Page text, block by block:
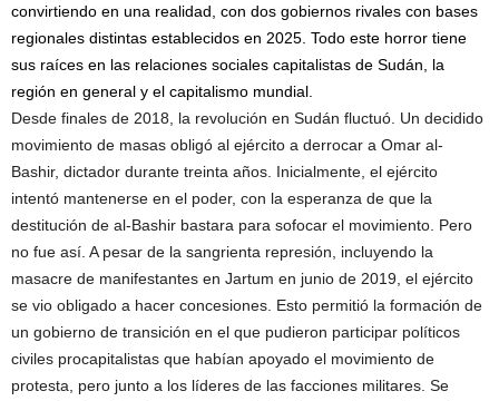
convirtiendo en una realidad, con dos gobiernos rivales con bases
regionales distintas establecidos en 2025. Todo este horror tiene
sus raíces en las relaciones sociales capitalistas de Sudán, la
región en general y el capitalismo mundial.
Desde finales de 2018, la revolución en Sudán fluctuó. Un decidido
movimiento de masas obligó al ejército a derrocar a Omar al-
Bashir, dictador durante treinta años. Inicialmente, el ejército
intentó mantenerse en el poder, con la esperanza de que la
destitución de al-Bashir bastara para sofocar el movimiento. Pero
no fue así. A pesar de la sangrienta represión, incluyendo la
masacre de manifestantes en Jartum en junio de 2019, el ejército
se vio obligado a hacer concesiones. Esto permitió la formación de
un gobierno de transición en el que pudieron participar políticos
civiles procapitalistas que habían apoyado el movimiento de
protesta, pero junto a los líderes de las facciones militares. Se